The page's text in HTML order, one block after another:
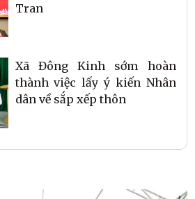
Tran
Xã Đông Kinh sớm hoàn
thành việc lấy ý kiến Nhân
dân về sắp xếp thôn